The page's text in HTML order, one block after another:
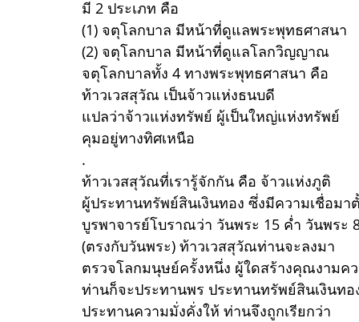
มี 2 ประเภท คือ
(1) จตุโลกบาล มีหน้าที่ดูแลพระพุทธศาสนา
(2) จตุโลกบาล มีหน้าที่ดูแลโลกวิญญาณ
จตุโลกบาลทั้ง 4 ทางพระพุทธศาสนา คือ
ท้าวเวสสุวัณ เป็นจ้าวแห่งธนบดี
แปลว่าจ้าวแห่งทรัพย์ ผู้เป็นใหญ่แห่งทรัพย์
คุมอยู่ทางทิศเหนือ
.
ท้าวเวสสุวัณที่เรารู้จักกัน คือ จ้าวแห่งภูติ
ผู้ประทานทรัพย์สินเงินทอง ซึ่งมีความเชื่อมา
บูรพาจารย์โบราณว่า วันพระ 15 ค่ำ วันพระ
(ตรงกับวันพระ) ท้าวเวสสุวัณท่านจะลงมา
ตรวจโลกมนุษย์ครั้งหนึ่ง ผู้ใดสร้างคุณงามค
ท่านก็จะประทานพร ประทานทรัพย์สินเงินทอ
ประทานความมั่งคั่งให้ ท่านจึงถูกเรียกว่า